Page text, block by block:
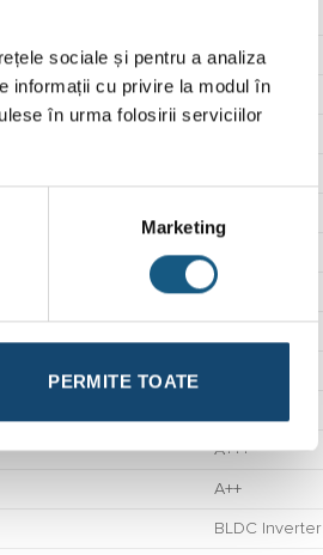
sociale și pentru a analiza
informații cu privire la modul în
în urma folosirii serviciilor
Marketing
PERMITE TOATE
3,90 kW
3,05
A+++
A++
BLDC Inverter